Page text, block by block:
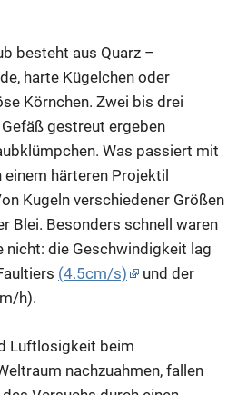
besteht aus Quarz –
harte Kügelchen oder
Körnchen. Zwei bis drei
gestreut ergeben
Was passiert mit
härteren Projektil
Kugeln verschiedener Größen
Blei. Besonders schnell waren
nicht: die Geschwindigkeit lag
(4.5cm/s)
und der
h).
Luftlosigkeit beim
nachzuahmen, fallen